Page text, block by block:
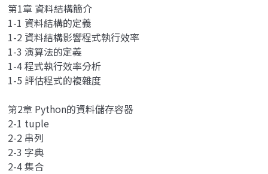
第1章 資料結構簡介
1-1 資料結構的定義
1-2 資料結構影響程式執行效率
1-3 演算法的定義
1-4 程式執行效率分析
1-5 評估程式的複雜度
第2章 Python的資料儲存容器
2-1 tuple
2-2 串列
2-3 字典
2-4 集合